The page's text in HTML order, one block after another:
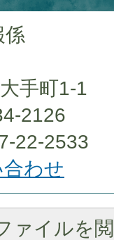
係
手町1-1
2126
22-2533
わせ
ァイルを